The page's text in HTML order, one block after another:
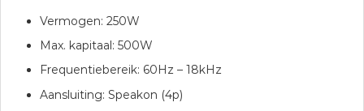
Vermogen: 250W
Max. kapitaal: 500W
Frequentiebereik: 60Hz – 18kHz
Aansluiting: Speakon (4p)